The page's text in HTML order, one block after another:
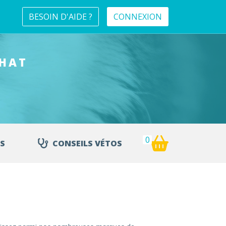
BESOIN D'AIDE ? CONNEXION
CONSEILS VÉTOS 0